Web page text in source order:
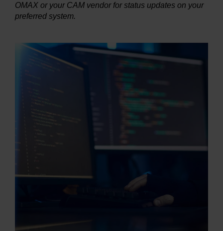
OMAX or your CAM vendor for status updates on your
preferred system.